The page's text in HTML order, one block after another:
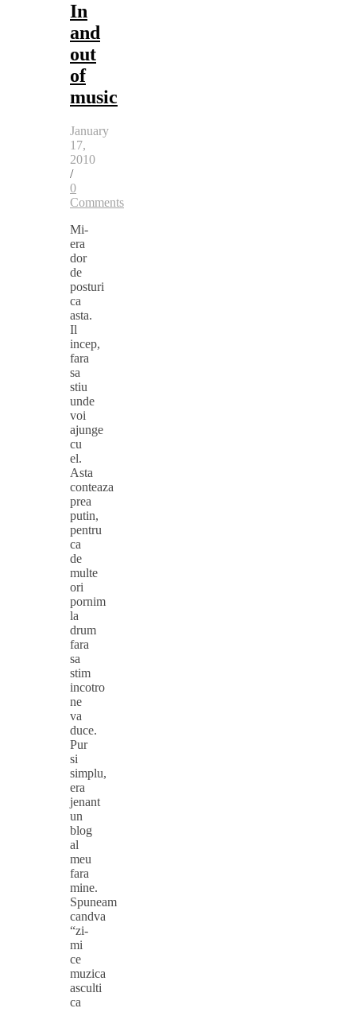
In
and
out
of
music
January
17,
2010
/
0
Comments
Mi-
era
dor
de
posturi
ca
asta.
Il
incep,
fara
sa
stiu
unde
voi
ajunge
cu
el.
Asta
conteaza
prea
putin,
pentru
ca
de
multe
ori
pornim
la
drum
fara
sa
stim
incotro
ne
va
duce.
Pur
si
simplu,
era
jenant
un
blog
al
meu
fara
mine.
Spuneam
candva
“zi-
mi
ce
muzica
asculti
ca